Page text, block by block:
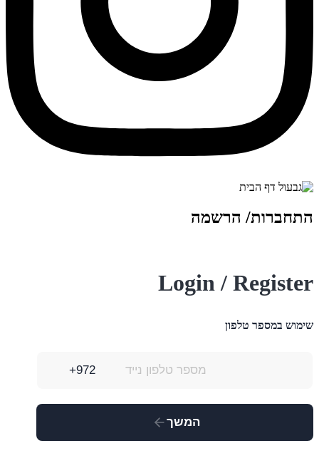
התחברות/ הרשמה
Login / Register
שימוש במספר טלפון
המשך